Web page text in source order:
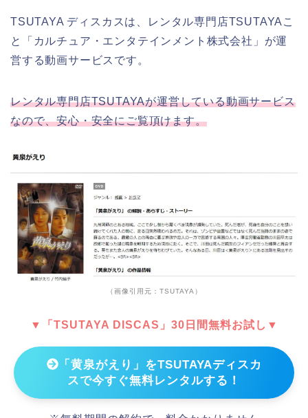
TSUTAYA ディスカスは、レンタル専門店TSUTAYAこ
と「カルチュア・エンタテインメント株式会社」が運
営する動画サービスです。
レンタル専門店TSUTAYAが運営している動画サービス
なので、安心・安全にご覧頂けます。
（画像引用元：TSUTAYA）
▼「TSUTAYA DISCAS」30日間無料お試し▼
「黄泉がえり」をTSUTAYAディスカ
スで今すぐ無料レンタルする！